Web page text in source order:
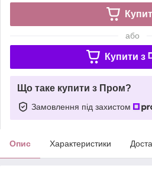
або
Купити з
Що таке купити з Пром?
Замовлення під захистом
Опис Характеристики